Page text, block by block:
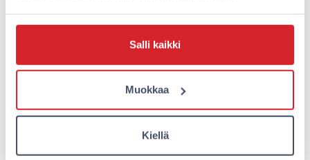
Salli kaikki
Muokkaa
Kiellä
ryhmänne majoittuu mukavasti.
Selvitä, tarjoaako hotelli mahdollisuuden
mikä voi olla kustannustehokasta.
Vertaile myös hotellin tarjoamia palveluja kuten
aamiaista, pysäköintiä ja yhteisiä tiloja.
matkailijoiden kokemuksia.